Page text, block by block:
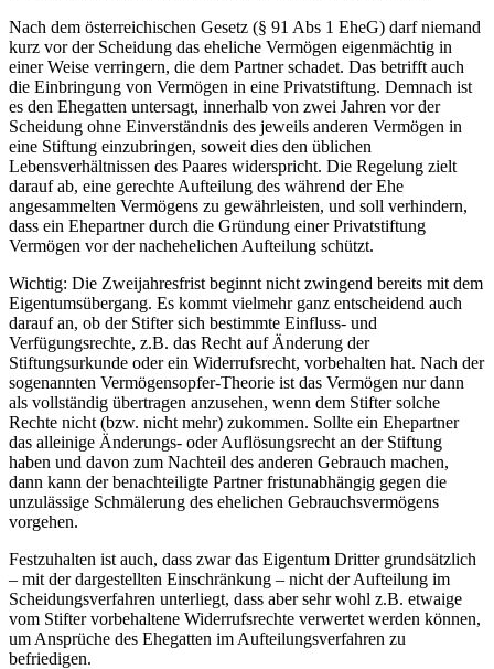
Nach dem österreichischen Gesetz (§ 91 Abs 1 EheG) darf niemand
kurz vor der Scheidung das eheliche Vermögen eigenmächtig in
einer Weise verringern, die dem Partner schadet. Das betrifft auch
die Einbringung von Vermögen in eine Privatstiftung. Demnach ist
es den Ehegatten untersagt, innerhalb von zwei Jahren vor der
Scheidung ohne Einverständnis des jeweils anderen Vermögen in
eine Stiftung einzubringen, soweit dies den üblichen
Lebensverhältnissen des Paares widerspricht. Die Regelung zielt
darauf ab, eine gerechte Aufteilung des während der Ehe
angesammelten Vermögens zu gewährleisten, und soll verhindern,
dass ein Ehepartner durch die Gründung einer Privatstiftung
Vermögen vor der nachehelichen Aufteilung schützt.
Wichtig: Die Zweijahresfrist beginnt nicht zwingend bereits mit dem
Eigentumsübergang. Es kommt vielmehr ganz entscheidend auch
darauf an, ob der Stifter sich bestimmte Einfluss- und
Verfügungsrechte, z.B. das Recht auf Änderung der
Stiftungsurkunde oder ein Widerrufsrecht, vorbehalten hat. Nach der
sogenannten Vermögensopfer-Theorie ist das Vermögen nur dann
als vollständig übertragen anzusehen, wenn dem Stifter solche
Rechte nicht (bzw. nicht mehr) zukommen. Sollte ein Ehepartner
das alleinige Änderungs- oder Auflösungsrecht an der Stiftung
haben und davon zum Nachteil des anderen Gebrauch machen,
dann kann der benachteiligte Partner fristunabhängig gegen die
unzulässige Schmälerung des ehelichen Gebrauchsvermögens
vorgehen.
Festzuhalten ist auch, dass zwar das Eigentum Dritter grundsätzlich
– mit der dargestellten Einschränkung – nicht der Aufteilung im
Scheidungsverfahren unterliegt, dass aber sehr wohl z.B. etwaige
vom Stifter vorbehaltene Widerrufsrechte verwertet werden können,
um Ansprüche des Ehegatten im Aufteilungsverfahren zu
befriedigen.